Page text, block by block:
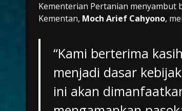
Kementerian Pertanian menyambut
Kementan, Moch Arief Cahyono,
“Kami berterima
menjadi dasar
ini akan